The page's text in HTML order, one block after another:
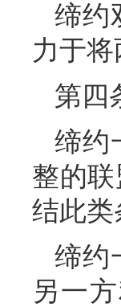
缔约
力于
第四
缔约
整的
结此类
缔约
另一